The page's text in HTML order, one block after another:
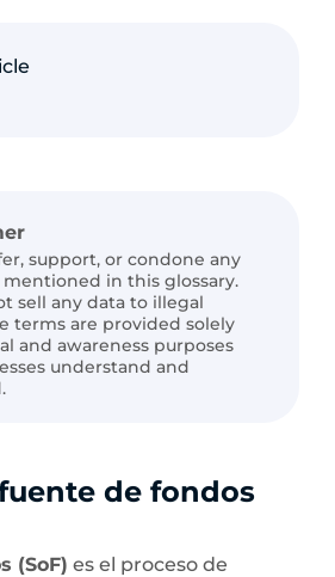
support, or condone any
in this glossary.
sell any data to illegal
terms are provided solely
and awareness purposes
understand and
de fondos
(SoF) es el proceso de